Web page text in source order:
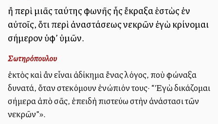
ἢ περὶ μιᾶς ταύτης φωνῆς ἧς ἔκραξα ἑστὼς ἐν
αὐτοῖς, ὅτι περὶ ἀναστάσεως νεκρῶν ἐγὼ κρίνομαι
σήμερον ὑφ’ ὑμῶν.
Σωτηρόπουλου
ἐκτὸς καὶ ἂν εἶναι ἀδίκημα ἕνας λόγος, ποὺ φώναξα
δυνατά, ὅταν στεκόμουν ἐνώπιόν τους· “Ἐγὼ δικάζομαι
σήμερα ἀπὸ σᾶς, ἐπειδὴ πιστεύω στὴν ἀνάστασι τῶν
νεκρῶν”».